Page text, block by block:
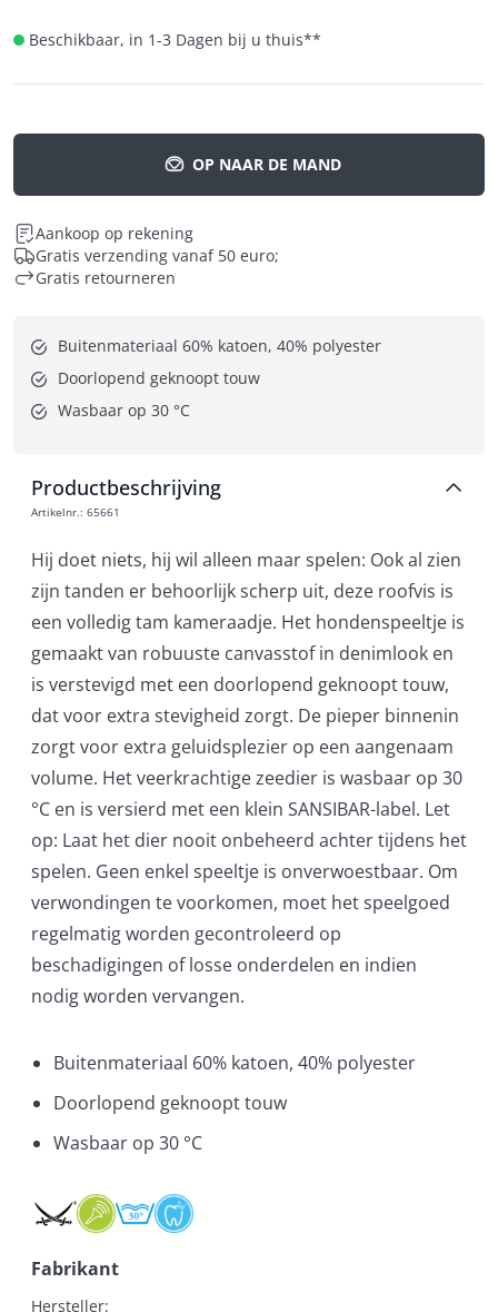
Beschikbaar, in 1-3 Dagen bij u thuis**
OP NAAR DE MAND
Aankoop op rekening
Gratis verzending vanaf 50 euro;
Gratis retourneren
Buitenmateriaal 60% katoen, 40% polyester
Doorlopend geknoopt touw
Wasbaar op 30 °C
Productbeschrijving
Artikelnr.: 65661
Hij doet niets, hij wil alleen maar spelen: Ook al zien
zijn tanden er behoorlijk scherp uit, deze roofvis is
een volledig tam kameraadje. Het hondenspeeltje is
gemaakt van robuuste canvasstof in denimlook en
is verstevigd met een doorlopend geknoopt touw,
dat voor extra stevigheid zorgt. De pieper binnenin
zorgt voor extra geluidsplezier op een aangenaam
volume. Het veerkrachtige zeedier is wasbaar op 30
°C en is versierd met een klein SANSIBAR-label. Let
op: Laat het dier nooit onbeheerd achter tijdens het
spelen. Geen enkel speeltje is onverwoestbaar. Om
verwondingen te voorkomen, moet het speelgoed
regelmatig worden gecontroleerd op
beschadigingen of losse onderdelen en indien
nodig worden vervangen.
Buitenmateriaal 60% katoen, 40% polyester
Doorlopend geknoopt touw
Wasbaar op 30 °C
Fabrikant
Hersteller: